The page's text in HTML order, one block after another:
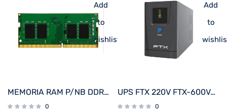
Add
to
wishlist
MEMORIA RAM P/NB DDR4 8GB 3200 KINGSTON KVR32S22S8/8
0
Add
to
UPS FTX 220V FTX-600VA / 360W NEMA UNIVERSAL
0